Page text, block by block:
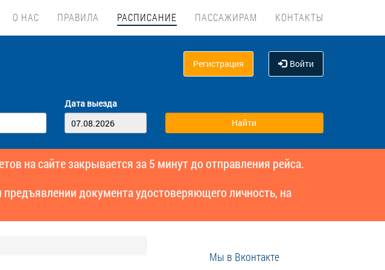
О НАС ПРАВИЛА РАСПИСАНИЕ ПАССАЖИРАМ КОНТАКТЫ
Регистрация Войти
Дата выезда
на сайте закрывается за 5 минут до отправления рейса.
документа удостоверяющего личность, на
Мы в Вконтакте